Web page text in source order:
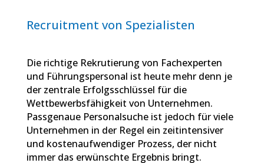
Recruitment von Spezialisten
Die richtige Rekrutierung von Fachexperten
und Führungspersonal ist heute mehr denn je
der zentrale Erfolgsschlüssel für die
Wettbewerbsfähigkeit von Unternehmen.
Passgenaue Personalsuche ist jedoch für viele
Unternehmen in der Regel ein zeitintensiver
und kostenaufwendiger Prozess, der nicht
immer das erwünschte Ergebnis bringt.